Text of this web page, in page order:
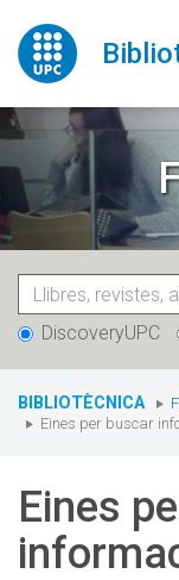
contingut
DiscoveryUPC
You
are
BIBLIOTÈCNICA
Eines per buscar
Eines